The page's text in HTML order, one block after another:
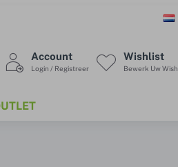
Account
Login / Registreer
Wishlist
Bewerk Uw